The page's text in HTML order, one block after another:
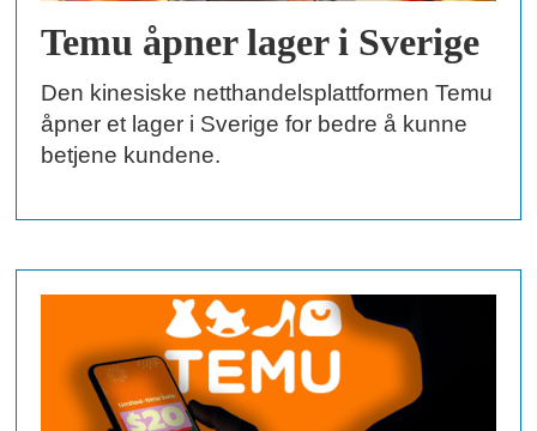
Temu åpner lager i Sverige
Den kinesiske netthandelsplattformen Temu
åpner et lager i Sverige for bedre å kunne
betjene kundene.